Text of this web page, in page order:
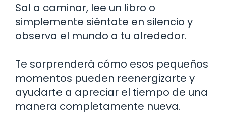
Sal a caminar, lee un libro o
simplemente siéntate en silencio y
observa el mundo a tu alrededor.
Te sorprenderá cómo esos pequeños
momentos pueden reenergizarte y
ayudarte a apreciar el tiempo de una
manera completamente nueva.